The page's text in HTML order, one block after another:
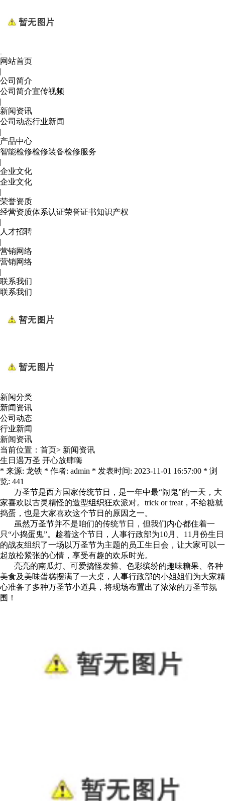
网站首页
|
公司简介
公司简介宣传视频
|
新闻资讯
公司动态行业新闻
|
产品中心
智能检修检修装备检修服务
|
企业文化
企业文化
|
荣誉资质
经营资质体系认证荣誉证书知识产权
|
人才招聘
|
营销网络
营销网络
|
联系我们
联系我们
新闻分类
新闻资讯
公司动态
行业新闻
新闻资讯
当前位置： 首页> 新闻资讯
生日遇万圣 开心放肆嗨
* 来源: 龙铁 * 作者: admin * 发表时间: 2023-11-01 16:57:00 * 浏
览: 441
万圣节是西方国家传统节日，是一年中最“闹鬼”的一天，大
家喜欢以古灵精怪的造型组织狂欢派对。trick or treat，不给糖就
捣蛋，也是大家喜欢这个节日的原因之一。
虽然万圣节并不是咱们的传统节日，但我们内心都住着一
只“小捣蛋鬼”。趁着这个节日，人事行政部为10月、11月份生日
的战友组织了一场以万圣节为主题的员工生日会，让大家可以一
起放松紧张的心情，享受有趣的欢乐时光。
亮亮的南瓜灯、可爱搞怪发箍、色彩缤纷的趣味糖果、各种
美食及美味蛋糕摆满了一大桌，人事行政部的小姐姐们为大家精
心准备了多种万圣节小道具，将现场布置出了浓浓的万圣节氛
围！